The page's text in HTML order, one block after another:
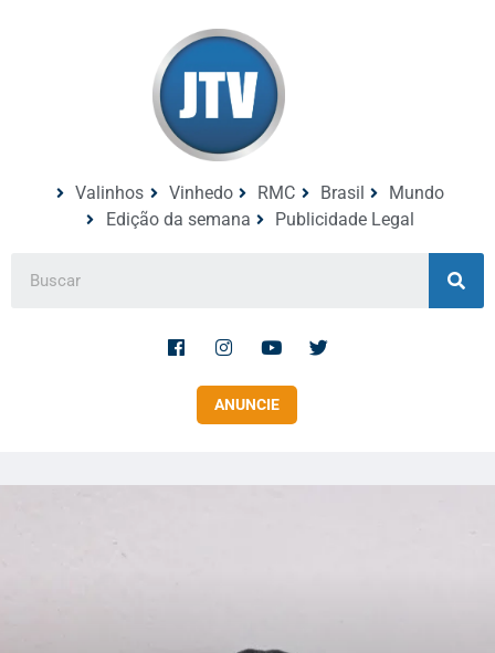
Valinhos Vinhedo RMC Brasil
Mundo
Edição da semana
Publicidade Legal
ANUNCIE